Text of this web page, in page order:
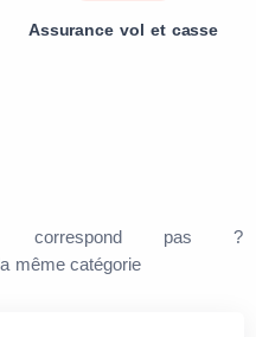
Assurance vol et casse
pas ?
même catégorie